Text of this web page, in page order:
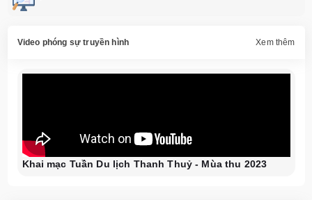
Video phóng sự truyền hình Xem thêm
Khai mạc Tuần Du lịch Thanh Thuỷ - Mùa thu 2023